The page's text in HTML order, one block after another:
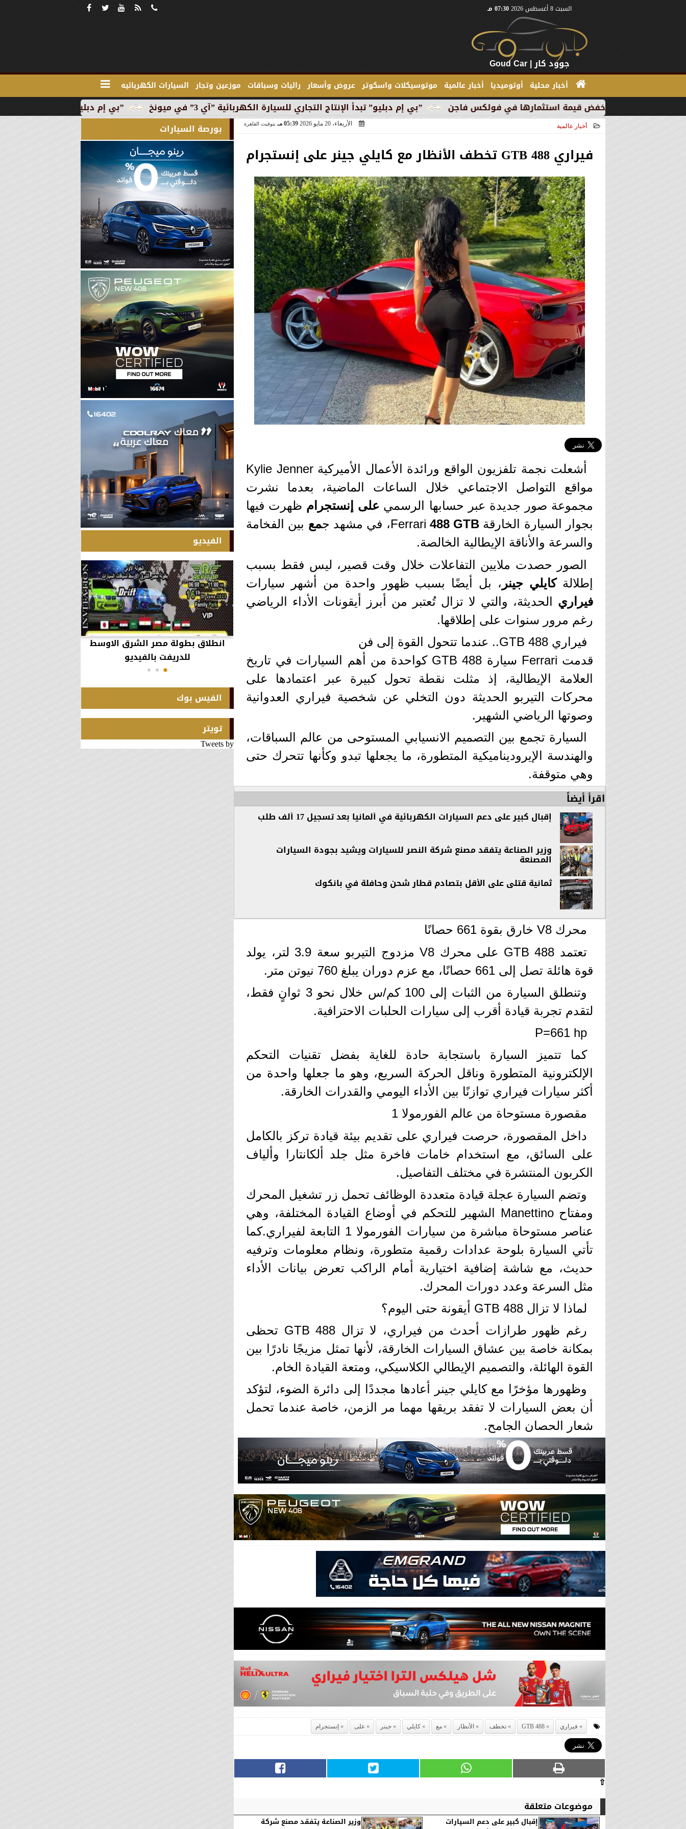
السبت 8 أغسطس 2026 07:30 مـ
جوود كار | Goud Car
أخبار محلية أوتوميديا أخبار عالمية موتوسيكلات واسكوتر عروض وأسعار راليات وسباقات موزعين وتجار السيارات الكهربائيه
”بي إم دبليو” تبدأ الإنتاج التجاري للسيارة الكهربائية ”بي إم دبليو” تبدأ الإنتاج التجاري للسيارة الكهربائية ”آي 3” في ميونخ بسبب خفض قيمة استثمارها في فولكس فاجن
أخبار عالمية الأربعاء، 20 مايو 2026 05:39 مـ بتوقيت القاهرة
فيراري 488 GTB تخطف الأنظار مع كايلي جينر على إنستجرام
أشعلت نجمة تلفزيون الواقع ورائدة الأعمال الأميركية Kylie Jenner
مواقع التواصل الاجتماعي خلال الساعات الماضية، بعدما نشرت
مجموعة صور جديدة عبر حسابها الرسمي على إنستجرام ظهرت فيها
بجوار السيارة الخارقة Ferrari 488 GTB ، في مشهد جمع بين الفخامة
والسرعة والأناقة الإيطالية الخالصة.
الصور حصدت ملايين التفاعلات خلال وقت قصير، ليس فقط بسبب
إطلالةكايلي جينر ، بل أيضًا بسبب ظهور واحدة من أشهر سيارات
فيراري الحديثة، والتي لا تزال تُعتبر من أبرز أيقونات الأداء الرياضي
رغم مرور سنوات على إطلاقها.
فيراري 488 GTB.. عندما تتحول القوة إلى فن
قدمت Ferrari سيارة 488 GTB كواحدة من أهم السيارات في تاريخ
العلامة الإيطالية، إذ مثلت نقطة تحول كبيرة عبر اعتمادها على
محركات التيربو الحديثة دون التخلي عن شخصية فيراري العدوانية
وصوتها الرياضي الشهير.
السيارة تجمع بين التصميم الانسيابي المستوحى من عالم السباقات،
والهندسة الإيروديناميكية المتطورة، ما يجعلها تبدو وكأنها تتحرك حتى
وهي متوقفة.
اقرأ أيضاً
إقبال كبير على دعم السيارات الكهربائية في ألمانيا بعد تسجيل 17 ألف طلب
وزير الصناعة يتفقد مصنع شركة النصر للسيارات ويشيد بجودة السيارات
المصنعة
ثمانية قتلى على الأقل بتصادم قطار شحن وحافلة في بانكوك
محرك V8 خارق بقوة 661 حصانًا
تعتمد 488 GTB على محرك V8 مزدوج التيربو سعة 3.9 لتر، يولد
قوة هائلة تصل إلى 661 حصانًا، مع عزم دوران يبلغ 760 نيوتن متر.
وتنطلق السيارة من الثبات إلى 100 كم/س خلال نحو 3 ثوانٍ فقط،
لتقدم تجربة قيادة أقرب إلى سيارات الحلبات الاحترافية.
P=661 hp
كما تتميز السيارة باستجابة حادة للغاية بفضل تقنيات التحكم
الإلكترونية المتطورة وناقل الحركة السريع، وهو ما جعلها واحدة من
أكثر سيارات فيراري توازنًا بين الأداء اليومي والقدرات الخارقة.
مقصورة مستوحاة من عالم الفورمولا 1
داخل المقصورة، حرصت فيراري على تقديم بيئة قيادة تركز بالكامل
على السائق، مع استخدام خامات فاخرة مثل جلد ألكانتارا وألياف
الكربون المنتشرة في مختلف التفاصيل.
وتضم السيارة عجلة قيادة متعددة الوظائف تحمل زر تشغيل المحرك
ومفتاح Manettino الشهير للتحكم في أوضاع القيادة المختلفة، وهي
عناصر مستوحاة مباشرة من سيارات الفورمولا 1 التابعة لفيراري.كما
تأتي السيارة بلوحة عدادات رقمية متطورة، ونظام معلومات وترفيه
حديث، مع شاشة إضافية اختيارية أمام الراكب تعرض بيانات الأداء
مثل السرعة وعدد دورات المحرك.
لماذا لا تزال 488 GTB أيقونة حتى اليوم؟
رغم ظهور طرازات أحدث من فيراري، لا تزال 488 GTB تحظى
بمكانة خاصة بين عشاق السيارات الخارقة، لأنها تمثل مزيجًا نادرًا بين
القوة الهائلة، والتصميم الإيطالي الكلاسيكي، ومتعة القيادة الخام.
وظهورها مؤخرًا مع كايلي جينر أعادها مجددًا إلى دائرة الضوء، لتؤكد
أن بعض السيارات لا تفقد بريقها مهما مر الزمن، خاصة عندما تحمل
شعار الحصان الجامح.
فيراري 488 GTB تخطف الأنظار مع كايلي جينر على إنستجرام
⇧
موضوعات متعلقة
إقبال كبير على دعم السيارات
وزير الصناعة يتفقد مصنع شركة
بورصة السيارات
الفيديو
في واقعة غريبة، تعطلت سيارة ملك
السويد بعد تحركها لثوانٍ معدودة.
انطلاق بطولة مصر الشرق الاوسط
للدريفت بالفيديو
الفيس بوك
تويتر
Tweets by